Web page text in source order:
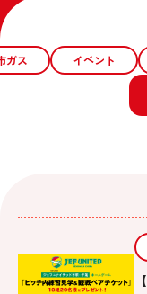
ガス イベント